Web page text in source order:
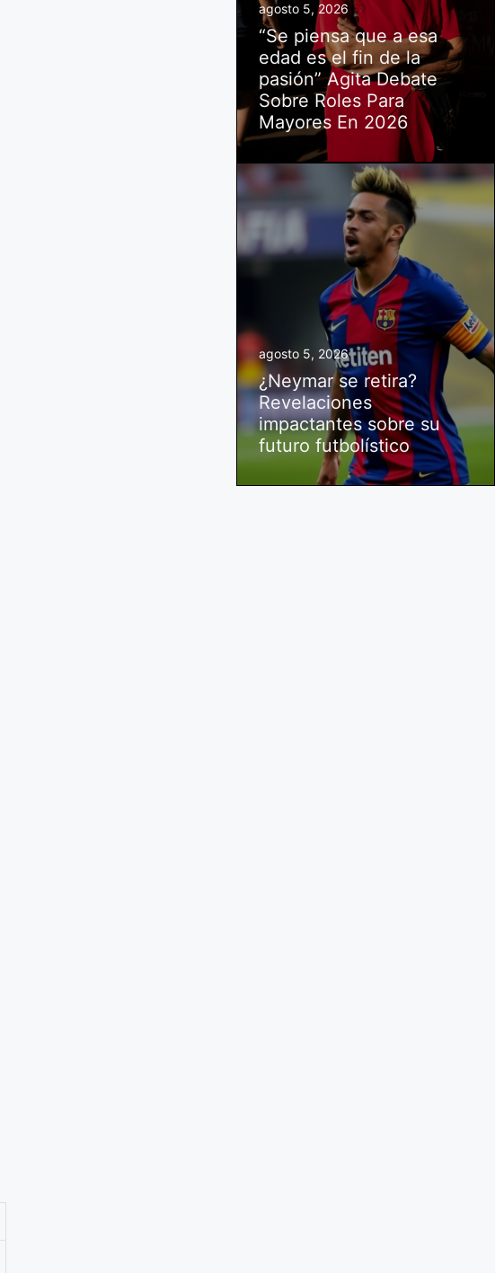
agosto 5, 2026
“Se piensa que a esa
edad es el fin de la
pasión” Agita Debate
Sobre Roles Para
Mayores En 2026
agosto 5, 2026
¿Neymar se retira?
Revelaciones
impactantes sobre su
futuro futbolístico